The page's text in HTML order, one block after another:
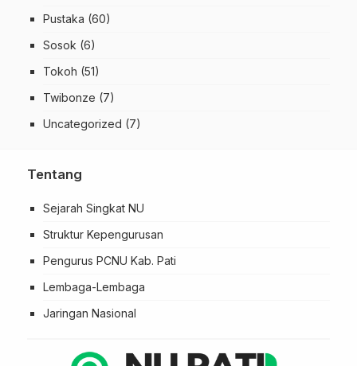
Pustaka (60)
Sosok (6)
Tokoh (51)
Twibonze (7)
Uncategorized (7)
Tentang
Sejarah Singkat NU
Struktur Kepengurusan
Pengurus PCNU Kab. Pati
Lembaga-Lembaga
Jaringan Nasional